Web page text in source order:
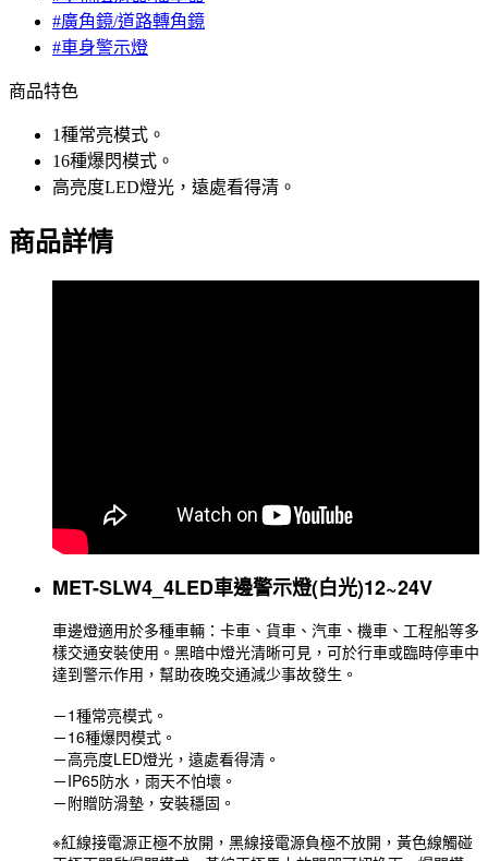
#廣角鏡/道路轉角鏡
#車身警示燈
商品特色
1種常亮模式。
16種爆閃模式。
高亮度LED燈光，遠處看得清。
商品詳情
MET-SLW4_4LED車邊警示燈(白光)12~24V
車邊燈適用於多種車輛：卡車、貨車、汽車、機車、工程船等多
樣交通安裝使用。黑暗中燈光清晰可見，可於行車或臨時停車中
達到警示作用，幫助夜晚交通減少事故發生。
－1種常亮模式。
－16種爆閃模式。
－高亮度LED燈光，遠處看得清。
－IP65防水，雨天不怕壞。
－附贈防滑墊，安裝穩固。
※紅線接電源正極不放開，黑線接電源負極不放開，黃色線觸碰